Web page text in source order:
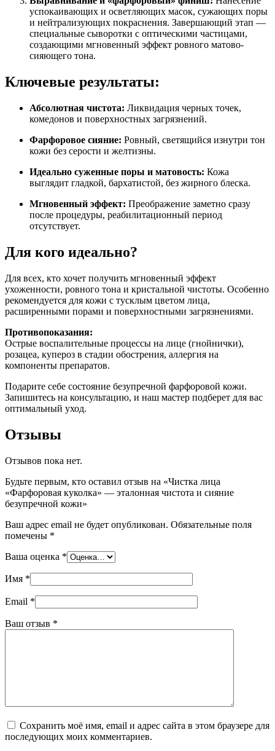
успокаивающих и осветляющих масок, сужающих поры
и нейтрализующих покраснения. Завершающий этап —
специальные сыворотки с оптическими частицами,
создающими мгновенный эффект ровного матово-
сияющего тона.
Ключевые результаты:
Абсолютная чистота: Ликвидация черных точек,
комедонов и поверхностных загрязнений.
Фарфоровое сияние: Ровный, светящийся изнутри тон
кожи без серости и желтизны.
Идеально суженные поры и матовость: Кожа
выглядит гладкой, бархатистой, без жирного блеска.
Мгновенный эффект: Преображение заметно сразу
после процедуры, реабилитационный период
отсутствует.
Для кого идеально?
Для всех, кто хочет получить мгновенный эффект
ухоженности, ровного тона и кристальной чистоты. Особенно
рекомендуется для кожи с тусклым цветом лица,
расширенными порами и поверхностными загрязнениями.
Противопоказания:
Острые воспалительные процессы на лице (гнойнички),
розацеа, купероз в стадии обострения, аллергия на
компоненты препаратов.
Подарите себе состояние безупречной фарфоровой кожи.
Запишитесь на консультацию, и наш мастер подберет для вас
оптимальный уход.
Отзывы
Отзывов пока нет.
Будьте первым, кто оставил отзыв на «Чистка лица
«Фарфоровая куколка» — эталонная чистота и сияние
безупречной кожи»
Ваш адрес email не будет опубликован. Обязательные поля
помечены *
Ваша оценка *
Имя *
Email *
Ваш отзыв *
Сохранить моё имя, email и адрес сайта в этом браузере для
последующих моих комментариев.